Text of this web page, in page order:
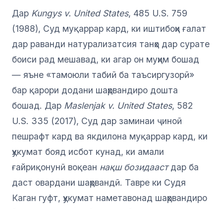
Дар Kungys v. United States, 485 U.S. 759
(1988), Суд муқаррар кард, ки иштибоҳи ғалат
дар раванди натурализатсия танҳо дар сурате
боиси рад мешавад, ки агар он муҳим бошад
— яъне «тамоюли табиӣ ба таъсиргузорӣ»
бар қарори додани шаҳрвандиро дошта
бошад. Дар Maslenjak v. United States, 582
U.S. 335 (2017), Суд дар заминаи ҷиноӣ
пешрафт кард ва якдилона муқаррар кард, ки
ҳукумат бояд исбот кунад, ки амали
ғайриқонунӣ воқеан нақш бозидаастдар ба
даст овардани шаҳрвандӣ. Тавре ки Судя
Каган гуфт, ҳукумат наметавонад шаҳрвандиро